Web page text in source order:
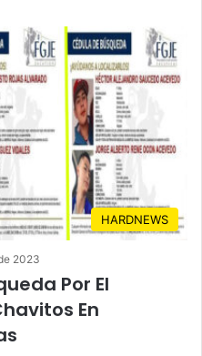
HARDNEWS
2023
Por El
En